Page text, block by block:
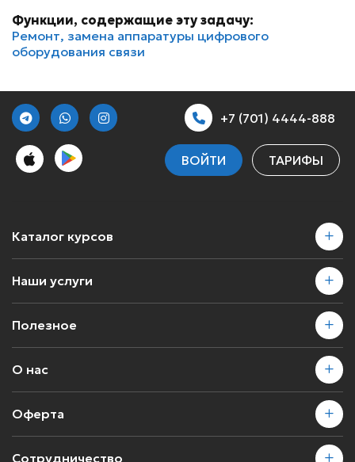
Функции, содержащие эту задачу:
Ремонт, замена аппаратуры цифрового
оборудования связи
+7 (701) 4444-888
ВОЙТИ ТАРИФЫ
Каталог курсов
Наши услуги
Полезное
О нас
Оферта
Сотрудничество